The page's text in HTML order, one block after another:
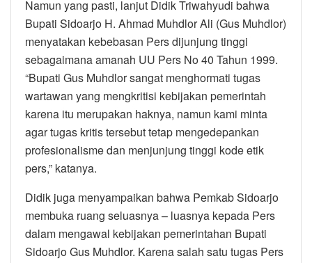
Namun yang pasti, lanjut Didik Triwahyudi bahwa
Bupati Sidoarjo H. Ahmad Muhdlor Ali (Gus Muhdlor)
menyatakan kebebasan Pers dijunjung tinggi
sebagaimana amanah UU Pers No 40 Tahun 1999.
“Bupati Gus Muhdlor sangat menghormati tugas
wartawan yang mengkritisi kebijakan pemerintah
karena itu merupakan haknya, namun kami minta
agar tugas kritis tersebut tetap mengedepankan
profesionalisme dan menjunjung tinggi kode etik
pers,” katanya.
Didik juga menyampaikan bahwa Pemkab Sidoarjo
membuka ruang seluasnya – luasnya kepada Pers
dalam mengawal kebijakan pemerintahan Bupati
Sidoarjo Gus Muhdlor. Karena salah satu tugas Pers